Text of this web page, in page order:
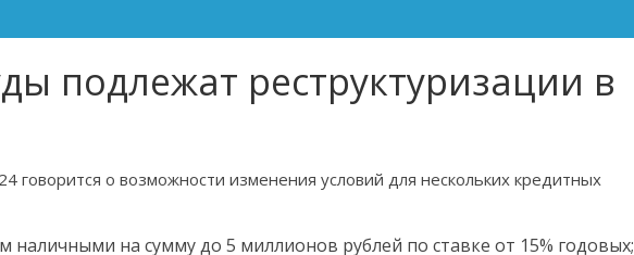
подлежат реструктуризации в
говорится о возможности изменения условий для нескольких кредитных
наличными на сумму до 5 миллионов рублей по ставке от 15% годовых;